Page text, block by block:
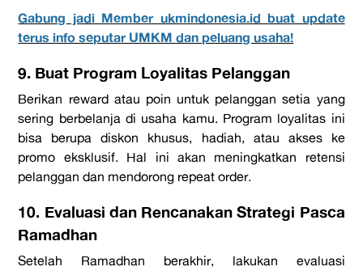
Gabung jadi Member ukmindonesia.id buat update
terus info seputar UMKM dan peluang usaha!
9. Buat Program Loyalitas Pelanggan
Berikan reward atau poin untuk pelanggan setia yang
sering berbelanja di usaha kamu. Program loyalitas ini
bisa berupa diskon khusus, hadiah, atau akses ke
promo eksklusif. Hal ini akan meningkatkan retensi
pelanggan dan mendorong repeat order.
10. Evaluasi dan Rencanakan Strategi Pasca
Ramadhan
Setelah Ramadhan berakhir, lakukan evaluasi